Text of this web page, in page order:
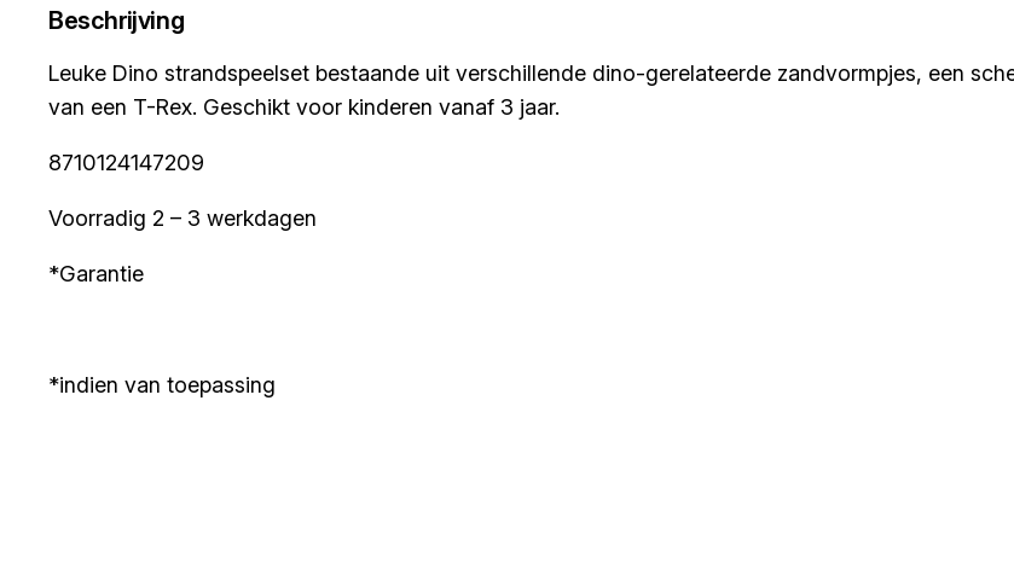
Beschrijving
Leuke Dino strandspeelset bestaande uit verschillende dino-gerelateerde zandvormpjes, een
van een T-Rex. Geschikt voor kinderen vanaf 3 jaar.
8710124147209
Voorradig 2 – 3 werkdagen
*Garantie
*indien van toepassing